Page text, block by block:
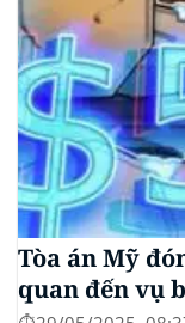
Tòa án Mỹ
quan đến vụ